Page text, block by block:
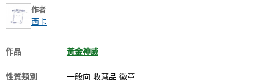
作者
西卡
作品 黃金神威
性質類別 一般向 收藏品 徽章